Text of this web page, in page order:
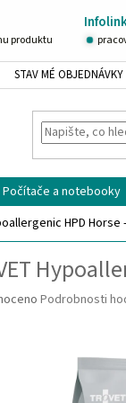
produktu
STAV MÉ OBJEDNÁVKY
Počítače a notebooky
HPD
Podrobnosti